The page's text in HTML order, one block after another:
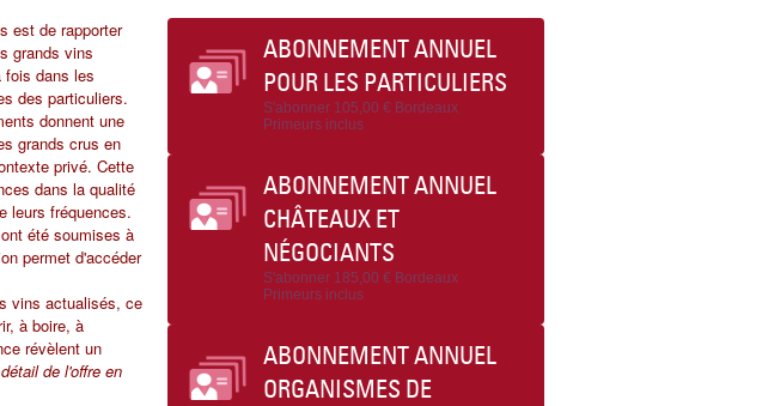
est de rapporter
grands vins
fois dans les
des particuliers.
donnent une
grands crus en
privé. Cette
dans la qualité
leurs fréquences.
été soumises à
permet d'accéder
vins actualisés, ce
à boire, à
révèlent un
de l'offre en
ABONNEMENT ANNUEL
POUR LES PARTICULIERS
S'abonner 105,00 € Bordeaux
Primeurs inclus
ABONNEMENT ANNUEL
CHÂTEAUX ET
NÉGOCIANTS
S'abonner 185,00 € Bordeaux
Primeurs inclus
ABONNEMENT ANNUEL
ORGANISMES DE